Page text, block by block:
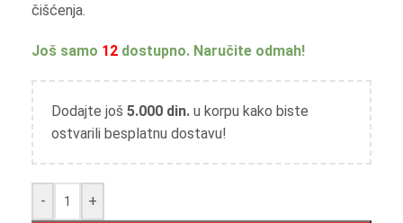
čišćenja.
Još samo 12 dostupno. Naručite odmah!
Dodajte još 5.000 din. u korpu kako biste
ostvarili besplatnu dostavu!
- +